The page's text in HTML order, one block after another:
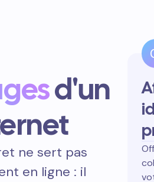
d'un
ne sert pas
en ligne : il